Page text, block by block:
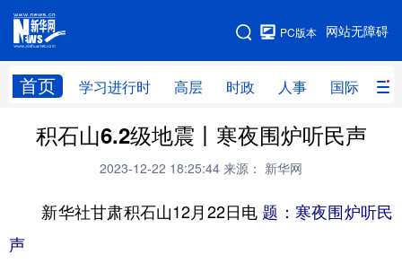
网站无障碍
PC版本
首页 学习进行时 高层 时政 人事 国际 财
网站地图
学习进行时 高层 时政 人事
财经 网评
台湾 思客智库 全球连线 教育
积石山6.2级地震丨寒夜围炉听民声
2023-12-22 18:25:44 来源： 新华网
新华社甘肃积石山12月22日电 题：寒夜围炉听民
声